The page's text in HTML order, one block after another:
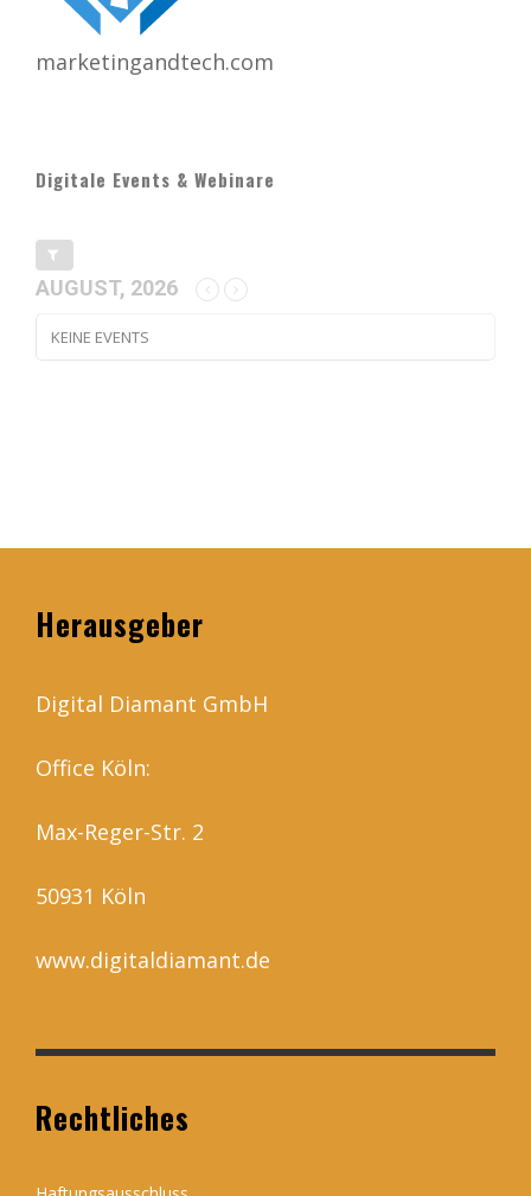
marketingandtech.com
Digitale Events & Webinare
AUGUST, 2026
KEINE EVENTS
Herausgeber
Digital Diamant GmbH
Office Köln:
Max-Reger-Str. 2
50931 Köln
www.digitaldiamant.de
Rechtliches